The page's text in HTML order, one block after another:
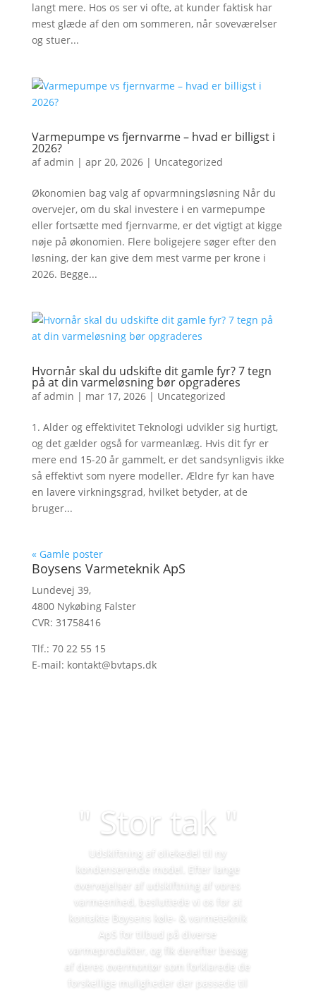
langt mere. Hos os ser vi ofte, at kunder faktisk har
mest glæde af den om sommeren, når soveværelser
og stuer...
Varmepumpe vs fjernvarme – hvad er billigst i
2026?
afadmin | apr 20, 2026| Uncategorized
Økonomien bag valg af opvarmningsløsning Når du
overvejer, om du skal investere i en varmepumpe
eller fortsætte med fjernvarme, er det vigtigt at kigge
nøje på økonomien. Flere boligejere søger efter den
løsning, der kan give dem mest varme per krone i
2026. Begge...
Hvornår skal du udskifte dit gamle fyr? 7 tegn
på at din varmeløsning bør opgraderes
afadmin | mar 17, 2026| Uncategorized
1. Alder og effektivitet Teknologi udvikler sig hurtigt,
og det gælder også for varmeanlæg. Hvis dit fyr er
mere end 15-20 år gammelt, er det sandsynligvis ikke
så effektivt som nyere modeller. Ældre fyr kan have
en lavere virkningsgrad, hvilket betyder, at de
bruger...
« Gamle poster
Boysens Varmeteknik ApS
Lundevej 39,
4800 Nykøbing Falster
CVR: 31758416
Tlf.: 70 22 55 15
E-mail: kontakt@bvtaps.dk
" Stor tak "
Udskiftning af oliekedel til ny
kondenserende model. Efter lange
overvejelser af udskiftning af vores
varmeenhed, besluttede vi os for at
kontakte Boysens køle- & varmeteknik
ApS for tilbud på diverse
varmeprodukter, og fik derefter besøg
af deres overmontør som forklarede de
forskellige muligheder der passede til